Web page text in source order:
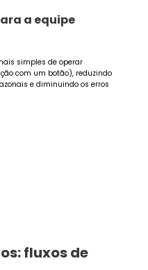
a equipe
simples de operar
com um botão), reduzindo
e diminuindo os erros
fluxos de